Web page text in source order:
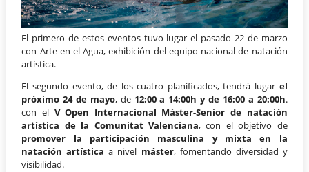
El primero de estos eventos tuvo lugar el pasado 22 de marzo
con Arte en el Agua, exhibición del equipo nacional de natación
artística.
El segundo evento, de los cuatro planificados, tendrá lugar el
próximo 24 de mayo, de 12:00 a 14:00h y de 16:00 a 20:00h.
con el V Open Internacional Máster-Senior de natación
artística de la Comunitat Valenciana, con el objetivo de
promover la participación masculina y mixta en la
natación artística a nivel máster, fomentando diversidad y
visibilidad.